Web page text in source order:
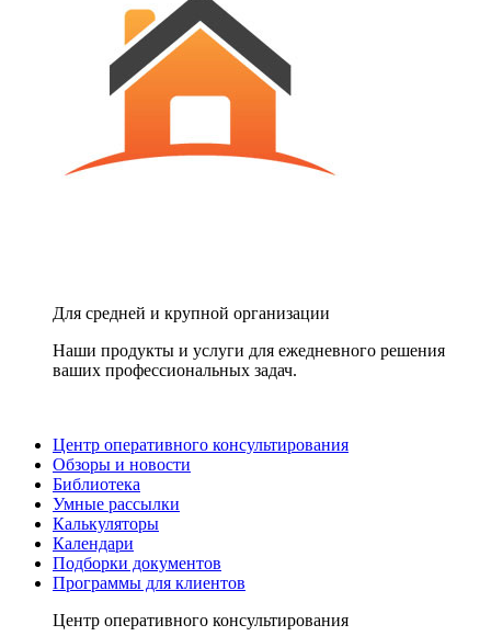
Для средней и крупной организации
Наши продукты и услуги для ежедневного решения
ваших профессиональных задач.
Центр оперативного консультирования
Обзоры и новости
Библиотека
Умные рассылки
Калькуляторы
Календари
Подборки документов
Программы для клиентов
Центр оперативного консультирования